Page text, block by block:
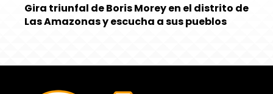
Gira triunfal de Boris Morey en el distrito de
Las Amazonas y escucha a sus pueblos